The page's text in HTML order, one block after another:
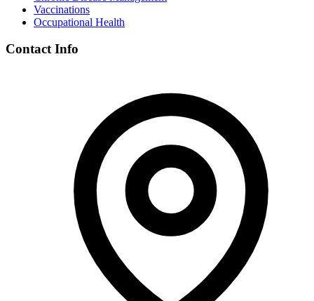
Vaccinations
Occupational Health
Contact Info